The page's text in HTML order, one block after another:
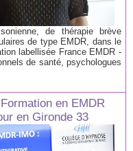
de thérapie brève
de type EMDR, dans le
labellisée France EMDR -
de santé, psychologues
en EMDR
en Gironde 33